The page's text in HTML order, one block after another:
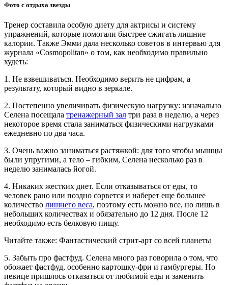
Фото с отдыха звезды
Тренер составила особую диету для актрисы и систему
упражнений, которые помогали быстрее сжигать лишние
калории. Также Эмми дала несколько советов в интервью для
журнала «Cosmopolitan» о том, как необходимо правильно
худеть:
1. Не взвешиваться. Необходимо верить не цифрам, а
результату, который видно в зеркале.
2. Постепенно увеличивать физическую нагрузку: изначально
Селена посещала тренажерный зал три раза в неделю, а через
некоторое время стала заниматься физическими нагрузками
ежедневно по два часа.
3. Очень важно заниматься растяжкой: для того чтобы мышцы
были упругими, а тело – гибким, Селена несколько раз в
неделю занималась йогой.
4. Никаких жестких диет. Если отказываться от еды, то
человек рано или поздно сорвется и наберет еще большее
количество лишнего веса, поэтому есть можно все, но лишь в
небольших количествах и обязательно до 12 дня. После 12
необходимо есть белковую пищу.
Читайте также: Фантастический стрит-арт со всей планеты
5. Забыть про фастфуд. Селена много раз говорила о том, что
обожает фастфуд, особенно картошку-фри и гамбургеры. Но
певице пришлось отказаться от любимой еды и заменить